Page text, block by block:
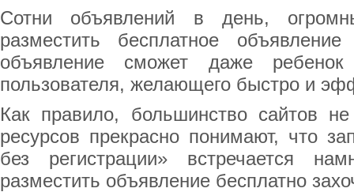
Сотни объявлений в день,
разместить бесплатное
объявление сможет даже
пользователя, желающего быстро и
Как правило, большинство сайтов
ресурсов прекрасно понимают, что
без регистрации» встречается
разместить объявление бесплатно